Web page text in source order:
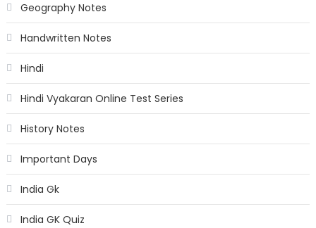
Geography Notes
Handwritten Notes
Hindi
Hindi Vyakaran Online Test Series
History Notes
Important Days
India Gk
India GK Quiz